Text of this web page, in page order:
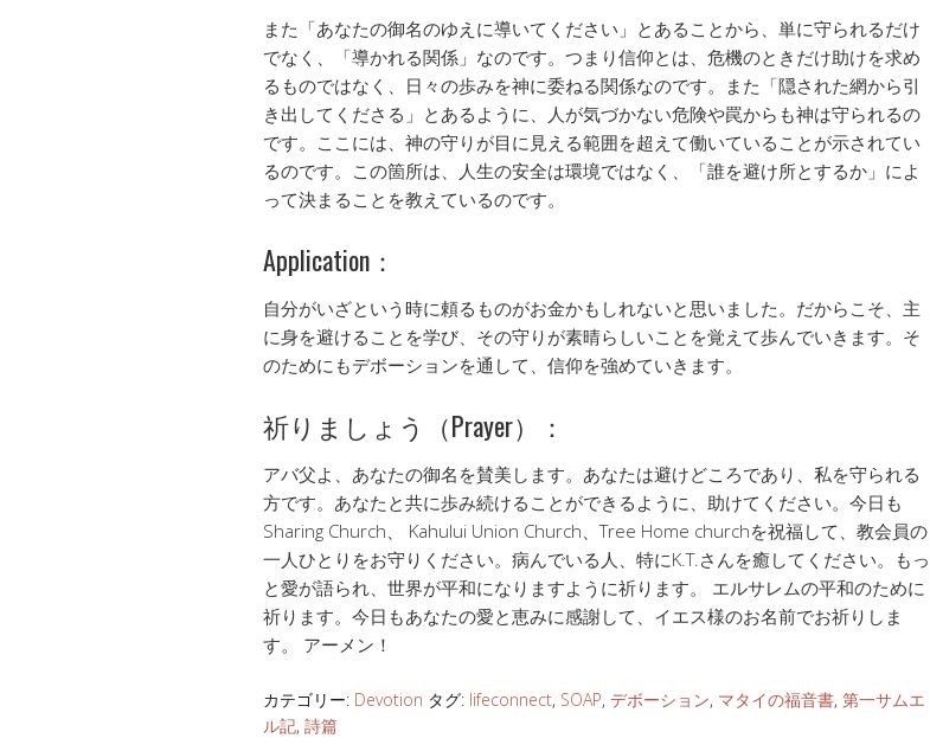
また「あなたの御名のゆえに導いてください」とあることから、単に守られるだけ
でなく、「導かれる関係」なのです。つまり信仰とは、危機のときだけ助けを求め
るものではなく、日々の歩みを神に委ねる関係なのです。また「隠された網から引
き出してくださる」とあるように、人が気づかない危険や罠からも神は守られるの
です。ここには、神の守りが目に見える範囲を超えて働いていることが示されてい
るのです。この箇所は、人生の安全は環境ではなく、「誰を避け所とするか」によ
って決まることを教えているのです。
Application：
自分がいざという時に頼るものがお金かもしれないと思いました。だからこそ、主
に身を避けることを学び、その守りが素晴らしいことを覚えて歩んでいきます。そ
のためにもデボーションを通して、信仰を強めていきます。
祈りましょう（Prayer）：
アバ父よ、あなたの御名を賛美します。あなたは避けどころであり、私を守られる
方です。あなたと共に歩み続けることができるように、助けてください。今日も
Sharing Church、 Kahului Union Church、Tree Home churchを祝福して、教会員の
一人ひとりをお守りください。病んでいる人、特にK.T.さんを癒してください。もっ
と愛が語られ、世界が平和になりますように祈ります。 エルサレムの平和のために
祈ります。今日もあなたの愛と恵みに感謝して、イエス様のお名前でお祈りしま
す。 アーメン！
カテゴリー: Devotion タグ: lifeconnect, SOAP, デボーション, マタイの福音書, 第一サムエ
ル記, 詩篇